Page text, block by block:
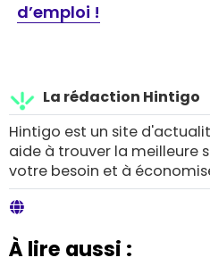
d’emploi !
La rédaction Hintigo
Hintigo est un site
aide à trouver la meilleure
votre besoin et à
À lire aussi :